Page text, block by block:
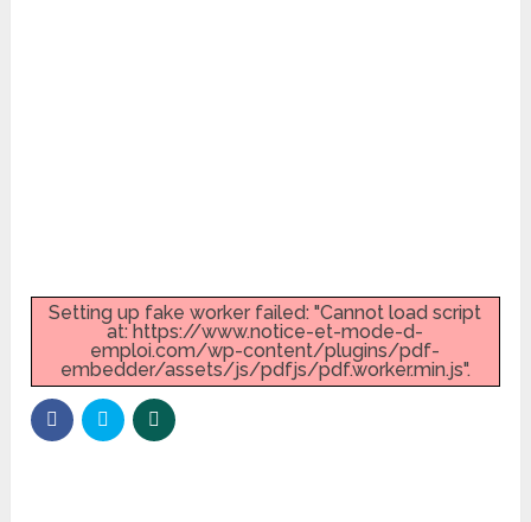
Setting up fake worker failed: "Cannot load script
at: https://www.notice-et-mode-d-
emploi.com/wp-content/plugins/pdf-
embedder/assets/js/pdfjs/pdf.worker.min.js".